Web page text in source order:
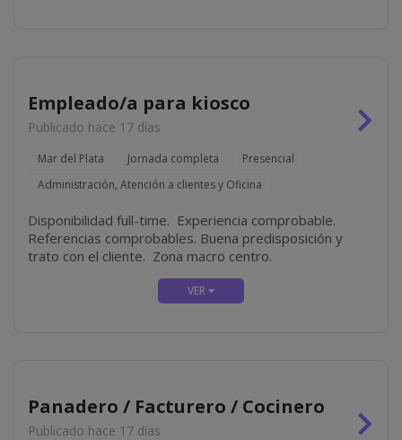
Empleado/a para kiosco
Publicado hace 17 días
Mar del Plata Jornada completa
Presencial
Administración, Atención a clientes y Oficina
Disponibilidad full-time. Experiencia comprobable.
Referencias comprobables. Buena predisposición y
trato con el cliente. Zona macro centro.
Panadero / Facturero / Cocinero
Publicado hace 17 días